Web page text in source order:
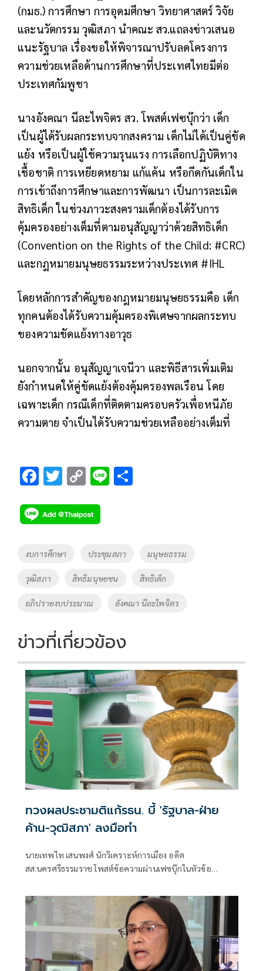
(กมธ.) การศึกษา การอุดมศึกษา วิทยาศาสตร์ วิจัย
และนวัตกรรม วุฒิสภา นำคณะ สว.แถลงข่าวเสนอ
แนะรัฐบาล เรื่องขอให้พิจารณาปรับลดโครงการ
ความช่วยเหลือด้านการศึกษาที่ประเทศไทยมีต่อ
ประเทศกัมพูชา
นางอังคณา นีละไพจิตร สว. โพสต์เฟซบุ๊กว่า เด็ก
เป็นผู้ได้รับผลกระทบจากสงคราม เด็กไม่ได้เป็นคู่ขัด
แย้ง หรือเป็นผู้ใช้ความรุนแรง การเลือกปฏิบัติทาง
เชื้อชาติ การเหยียดหยาม แก้แค้น หรือกีดกันเด็กใน
การเข้าถึงการศึกษาและการพัฒนา เป็นการละเมิด
สิทธิเด็ก ในช่วงภาวะสงครามเด็กต้องได้รับการ
คุ้มครองอย่างเต็มที่ตามอนุสัญญาว่าด้วยสิทธิเด็ก
(Convention on the Rights of the Child: #CRC)
และกฎหมายมนุษยธรรมระหว่างประเทศ #IHL
โดยหลักการสำคัญของกฎหมายมนุษยธรรมคือ เด็ก
ทุกคนต้องได้รับความคุ้มครองพิเศษจากผลกระทบ
ของความขัดแย้งทางอาวุธ
นอกจากนั้น อนุสัญญาเจนีวา และพิธีสารเพิ่มเติม
ยังกำหนดให้คู่ขัดแย้งต้องคุ้มครองพลเรือน โดย
เฉพาะเด็ก กรณีเด็กที่ติดตามครอบครัวเพื่อหนีภัย
ความตาย จำเป็นได้รับความช่วยเหลืออย่างเต็มที่
F
e
b
o
k
T
tt
er
C
p
y
Li
n
k
Li
Tags
งบการศึกษา ประชุมสภา มนุษยธรรม
วุฒิสภา สิทธิมนุษยชน สิทธิเด็ก
อภิปรายงบประมาณ อังคณา นีละไพจิตร
ข่าวที่เกี่ยวข้อง
ทวงผลประชามติแก้รธน. บี้ 'รัฐบาล-ฝ่าย
ค้าน-วุฒิสภา' ลงมือทำ
นายเทพไท เสนพงศ์ นักวิเคราะห์การเมือง อดีต
สส.นครศรีธรรมราช โพสต์ข้อความผ่านเฟซบุ๊กในหัวข้อ